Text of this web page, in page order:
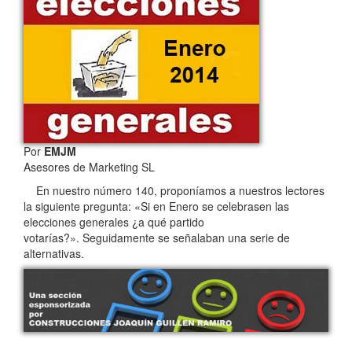
PorEMJM
Asesores de Marketing SL
En nuestro número 140, proponíamos a nuestros lectores
la siguiente pregunta: «Si en Enero se celebrasen las
elecciones generales ¿a qué partido
votarías?». Seguidamente se señalaban una serie de
alternativas.